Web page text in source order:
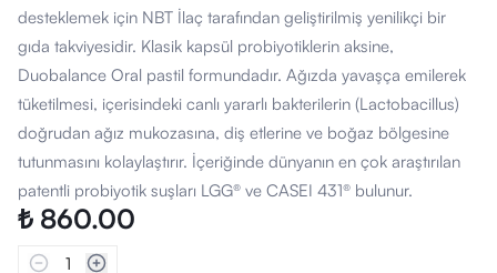
desteklemek için NBT İlaç tarafından geliştirilmiş yenilikçi bir
gıda takviyesidir. Klasik kapsül probiyotiklerin aksine,
Duobalance Oral pastil formundadır. Ağızda yavaşça emilerek
tüketilmesi, içerisindeki canlı yararlı bakterilerin (Lactobacillus)
doğrudan ağız mukozasına, diş etlerine ve boğaz bölgesine
tutunmasını kolaylaştırır. İçeriğinde dünyanın en çok araştırılan
patentli probiyotik suşları LGG® ve CASEI 431® bulunur.
₺ 860.00
1